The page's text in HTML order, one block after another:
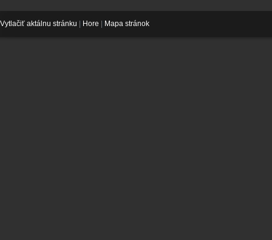
Vytlačiť aktálnu stránku Hore Mapa stránok